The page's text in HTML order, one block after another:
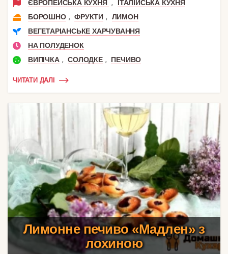
ЄВРОПЕЙСЬКА КУХНЯ ,
ІТАЛІЙСЬКА КУХНЯ
БОРОШНО , ФРУКТИ ,
ЛИМОН
ВЕГЕТАРІАНСЬКЕ ХАРЧУВАННЯ
НА ПОЛУДЕНОК
ВИПІЧКА , СОЛОДКЕ , ПЕЧИВО
ЧИТАТИ ДАЛІ
Лимонне печиво «Мадлен» з
лохиною